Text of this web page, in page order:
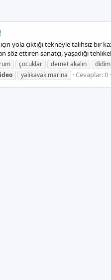
yola çıktığı tekneyle talihsiz
söz ettiren sanatçı, yaşadığı
çocuklar demet akalın
yalıkavak marina Cevaplar: 0